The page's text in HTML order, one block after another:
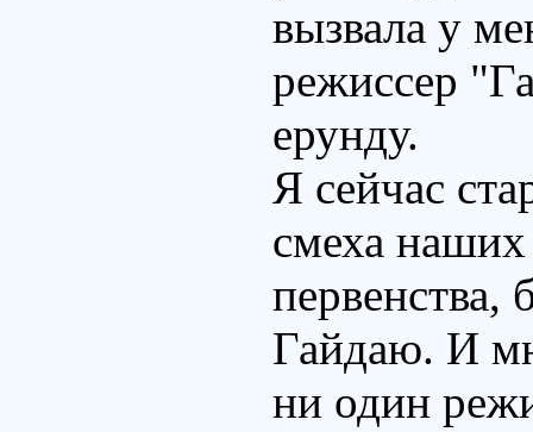
вызвала у
режиссер
ерунду.
Я сейчас
смеха
первенства,
Гайдаю. И
ни один